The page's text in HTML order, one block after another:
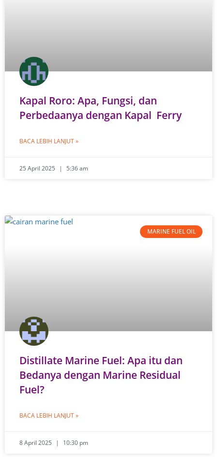
Kapal Roro: Apa, Fungsi, dan
Perbedaanya dengan Kapal Ferry
BACA LEBIH LANJUT »
25 April 2025 5:36 am
MARINE FUEL OIL
Distillate Marine Fuel: Apa itu dan
Bedanya dengan Marine Residual
Fuel?
BACA LEBIH LANJUT »
8 April 2025 10:30 pm